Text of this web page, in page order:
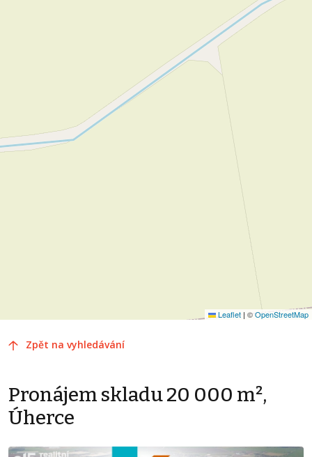
Leaflet | ©OpenStreetMap
Zpět na vyhledávání
Pronájem skladu 20 000 m²,
Úherce